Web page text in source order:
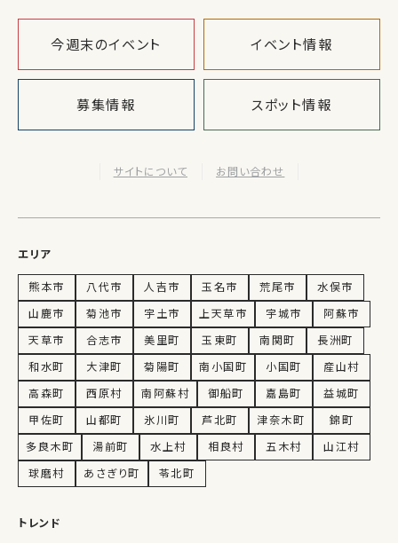
今週末のイベント イベント情報
募集情報 スポット情報
サイトについて お問い合わせ
エリア
熊本市 八代市 人吉市 玉名市 荒尾市
水俣市
山鹿市
菊池市 宇土市 上天草市 宇城市
阿蘇市
天草市
合志市 美里町 玉東町 南関町
長洲町
和水町
大津町 菊陽町 南小国町 小国町
産山村
高森町
西原村 南阿蘇村 御船町 嘉島町
益城町
甲佐町
山都町 氷川町 芦北町 津奈木町
錦町
多良木町
湯前町 水上村 相良村 五木村
山江村
球磨村
あさぎり町 苓北町
トレンド